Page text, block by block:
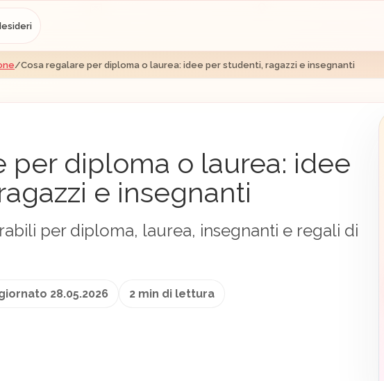
/Cosa regalare per diploma o laurea: idee per studenti, ragazzi e insegnanti
per diploma o laurea: idee
e insegnanti
per diploma, laurea, insegnanti e regali di
28.05.2026 2 min di lettura